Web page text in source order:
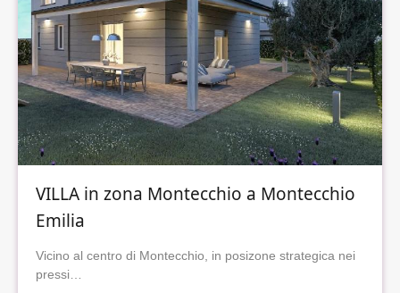
VILLA in zona Montecchio a Montecchio
Emilia
Vicino al centro di Montecchio, in posizone strategica nei
pressi…